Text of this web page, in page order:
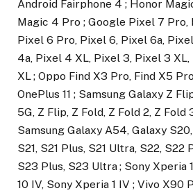
Android Fairphone 4 ; Honor
Magic 4 Pro ; Google Pixel 7 Pro,
Pixel 6 Pro, Pixel 6, Pixel 6a,
4a, Pixel 4 XL, Pixel 3, Pixel 3
XL ; Oppo Find X3 Pro, Find X5
OnePlus 11 ; Samsung Galaxy Z
5G, Z Flip, Z Fold, Z Fold 2, Z Fold
Samsung Galaxy A54, Galaxy
S21, S21 Plus, S21 Ultra, S22, S22
S23 Plus, S23 Ultra ; Sony Xperia
10 IV, Sony Xperia 1 IV ; Vivo X90